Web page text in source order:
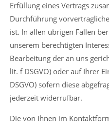
Erfüllung eines Vertrags
Durchführung
ist. In allen übrigen Fällen
unserem berechtigten
Bearbeitung der an uns
lit. f DSGVO) oder auf Ihrer
DSGVO) sofern diese
jederzeit widerrufbar.
Die von Ihnen im